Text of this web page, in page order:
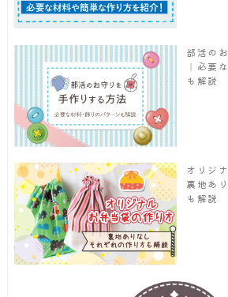
部活の
｜必要
も解説
オリジ
裏地あ
も解説